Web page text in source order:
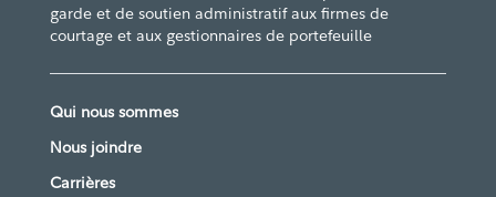
garde et de soutien administratif aux firmes de
courtage et aux gestionnaires de portefeuille
Qui nous sommes
Nous joindre
Carrières